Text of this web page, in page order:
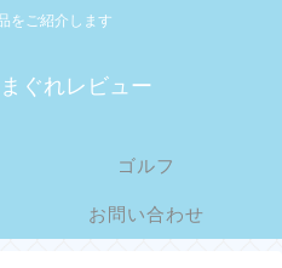
をご紹介します
ぐれレビュー
ゴルフ
お問い合わせ